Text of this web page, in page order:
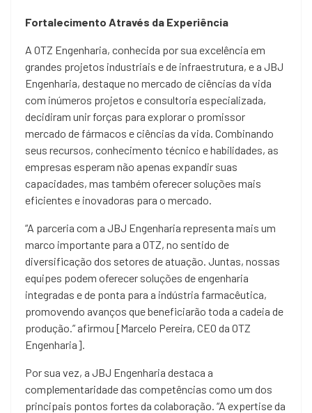
Fortalecimento Através da Experiência
A OTZ Engenharia, conhecida por sua excelência em
grandes projetos industriais e de infraestrutura, e a JBJ
Engenharia, destaque no mercado de ciências da vida
com inúmeros projetos e consultoria especializada,
decidiram unir forças para explorar o promissor
mercado de fármacos e ciências da vida. Combinando
seus recursos, conhecimento técnico e habilidades, as
empresas esperam não apenas expandir suas
capacidades, mas também oferecer soluções mais
eficientes e inovadoras para o mercado.
“A parceria com a JBJ Engenharia representa mais um
marco importante para a OTZ, no sentido de
diversificação dos setores de atuação. Juntas, nossas
equipes podem oferecer soluções de engenharia
integradas e de ponta para a indústria farmacêutica,
promovendo avanços que beneficiarão toda a cadeia de
produção.” afirmou [Marcelo Pereira, CEO da OTZ
Engenharia].
Por sua vez, a JBJ Engenharia destaca a
complementaridade das competências como um dos
principais pontos fortes da colaboração. “A expertise da